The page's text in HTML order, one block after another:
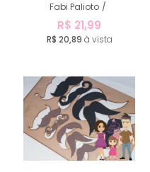
Fabi Palioto /
R$ 21,99
R$ 20,89 à vista